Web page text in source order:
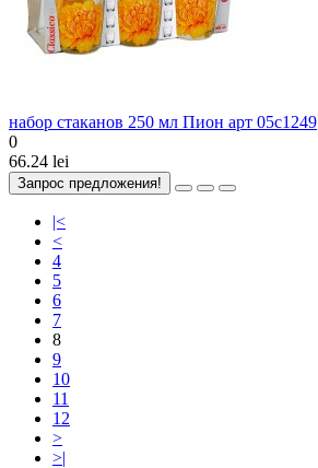
набор стаканов 250 мл Пион арт 05с1249
0
66.24 lei
Запрос предложения!
|<
<
4
5
6
7
8
9
10
11
12
>
>|